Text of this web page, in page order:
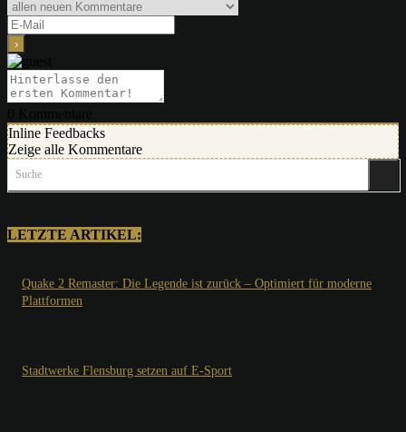
Inline Feedbacks
Zeige alle Kommentare
Suche
LETZTE ARTIKEL:
Quake 2 Remaster: Die Legende ist zurück – Optimiert für moderne
Plattformen
Stadtwerke Flensburg setzen auf E-Sport